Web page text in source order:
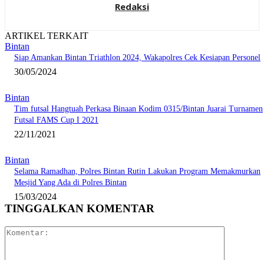
Redaksi
ARTIKEL TERKAIT
Bintan
Siap Amankan Bintan Triathlon 2024, Wakapolres Cek Kesiapan Personel
30/05/2024
Bintan
Tim futsal Hangtuah Perkasa Binaan Kodim 0315/Bintan Juarai Turnamen
Futsal FAMS Cup I 2021
22/11/2021
Bintan
Selama Ramadhan, Polres Bintan Rutin Lakukan Program Memakmurkan
Mesjid Yang Ada di Polres Bintan
15/03/2024
TINGGALKAN KOMENTAR